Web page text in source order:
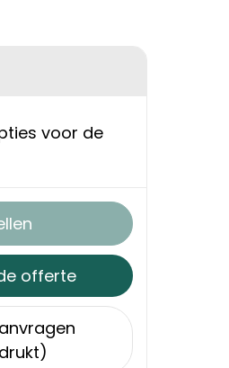
voor de
offerte